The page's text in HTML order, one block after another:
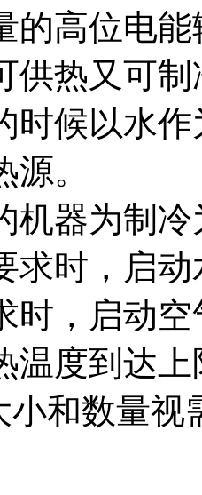
的高位电
供热又可
时候以水
。
机器为制
求时，启
时，启动
温度到达
小和数量视